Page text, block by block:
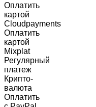
Оплатить
картой
Cloudpayments
Оплатить
картой
Mixplat
Регулярный
платеж
Крипто-
валюта
Оплатить